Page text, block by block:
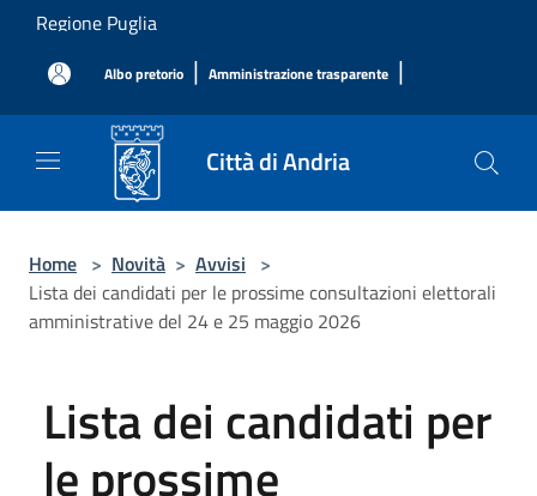
Salta al contenuto principale
Regione Puglia
Albo pretorio | Amministrazione trasparente |
Città di Andria
Home > Novità > Avvisi >
Lista dei candidati per le prossime consultazioni elettorali
amministrative del 24 e 25 maggio 2026
Lista dei candidati per
le prossime